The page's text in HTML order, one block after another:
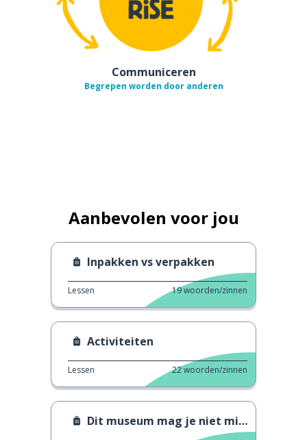
Communiceren
Begrepen worden door anderen
Aanbevolen voor jou
Inpakken vs verpakken
Lessen 19woorden/zinnen
Activiteiten
Lessen 22woorden/zinnen
Dit museum mag je niet missen